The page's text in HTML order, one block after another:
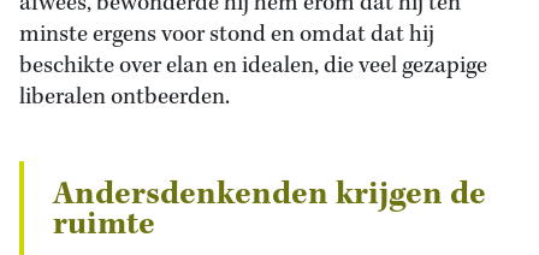
minste ergens voor stond en omdat dat hij
beschikte over elan en idealen, die veel gezapige
liberalen ontbeerden.
Andersdenkenden krijgen de
ruimte